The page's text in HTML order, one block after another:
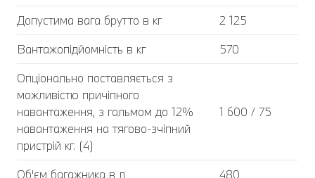
Допустима вага брутто в кг
2 125
Вантажопідйомність в кг
570
Опціонально поставляється з
можливістю причіпного
навантаження, з гальмом до 12%
навантаження на тягово-зчіпний
пристрій кг. (4)
1 600 / 75
Об'єм багажника в л 480